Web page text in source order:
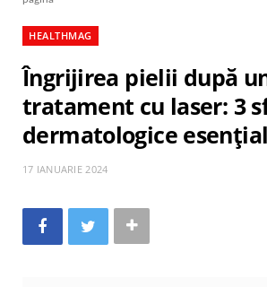
HEALTHMAG
Îngrijirea pielii după
tratament cu laser: 3
dermatologice
17 IANUARIE 2024